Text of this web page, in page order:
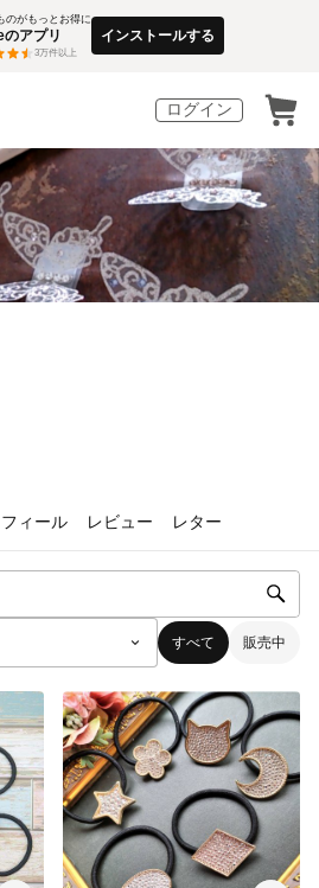
のがもっとお得に
アプリ
3万件以上
インストールする
ログイン
ィール レビュー レター
すべて 販売中